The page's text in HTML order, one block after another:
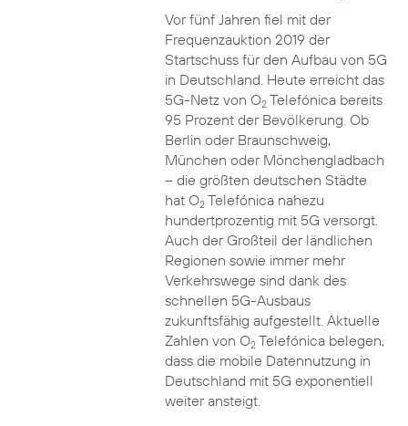
Vor fünf Jahren fiel mit der
Frequenzauktion 2019 der
Startschuss für den Aufbau von 5G
in Deutschland. Heute erreicht das
5G-Netz von O2Telefónica bereits
95 Prozent der Bevölkerung. Ob
Berlin oder Braunschweig,
München oder Mönchengladbach
– die größten deutschen Städte
hat O2Telefónica nahezu
hundertprozentig mit 5G versorgt.
Auch der Großteil der ländlichen
Regionen sowie immer mehr
Verkehrswege sind dank des
schnellen 5G-Ausbaus
zukunftsfähig aufgestellt. Aktuelle
Zahlen von O2Telefónica belegen,
dass die mobile Datennutzung in
Deutschland mit 5G exponentiell
weiter ansteigt.